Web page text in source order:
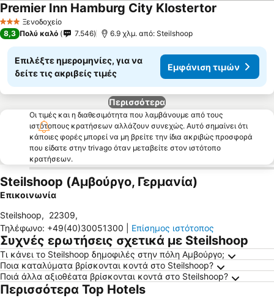
3 ΑστέριαΞενοδοχείο
Premier Inn Hamburg City Klostertor
8,3 Πολύ καλό 7.546 6.9 χλμ. από: Steilshoop
Επιλέξτε ημερομηνίες, για να
δείτε τις ακριβείς τιμές
Εμφάνιση τιμών
Περισσότερα
Οι τιμές και η διαθεσιμότητα που λαμβάνουμε από τους
ιστότοπους κρατήσεων αλλάζουν συνεχώς. Αυτό σημαίνει ότι
κάποιες φορές μπορεί να μη βρείτε την ίδια ακριβώς προσφορά
που είδατε στην trivago όταν μεταβείτε στον ιστότοπο
κρατήσεων.
Steilshoop (Αμβούργο, Γερμανία)
Επικοινωνία
Steilshoop, 22309,
Τηλέφωνο: +49(40)30051300 Επίσημος ιστότοπος
Συχνές ερωτήσεις σχετικά με Steilshoop
Τι κάνει το Steilshoop δημοφιλές στην πόλη Αμβούργο;
Ποια καταλύματα βρίσκονται κοντά στο Steilshoop?
Ποιά άλλα αξιοθέατα βρίσκονται κοντά στο Steilshoop?
Περισσότερα Top Hotels